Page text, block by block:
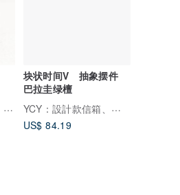
块状时间V 抽象摆件
巴拉圭绿檀
YCY：設計款信箱、金屬製品，提供頂精緻的好選項
US$ 84.19